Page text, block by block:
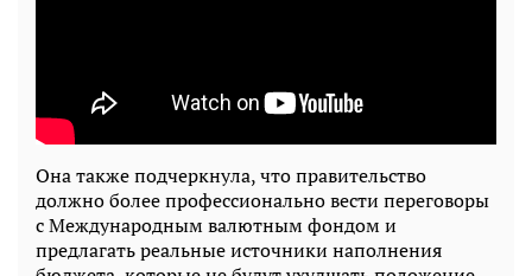
Она также подчеркнула, что правительство
должно более профессионально вести переговоры
с Международным валютным фондом и
предлагать реальные источники наполнения